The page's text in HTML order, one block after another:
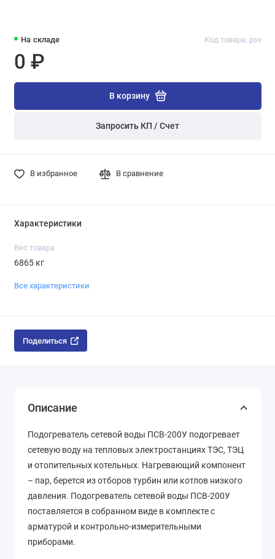
На складе Код товара: psv
0 ₽
В корзину
Запросить КП / Счет
В избранное В сравнение
Характеристики
Вес товара
6865 кг
Все характеристики
Поделиться
Описание
Подогреватель сетевой воды ПСВ-200У подогревает
сетевую воду на тепловых электростанциях ТЭС, ТЭЦ
и отопительных котельных. Нагревающий компонент
– пар, берется из отборов турбин или котлов низкого
давления. Подогреватель сетевой воды ПСВ-200У
поставляется в собранном виде в комплекте с
арматурой и контрольно-измерительными
приборами.